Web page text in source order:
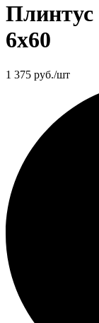
6x60
1 375 руб./шт